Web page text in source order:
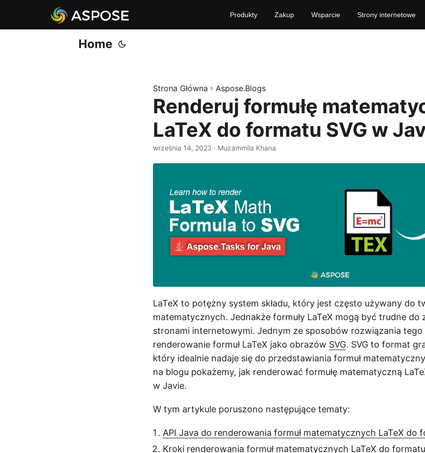
Produkty Zakup Wsparcie Strony internetowe
Home
Strona Główna » Aspose.Blogs
Renderuj formułę
LaTeX do formatu SVG w
września 14, 2023 · Muzammila Khana
LaTeX to potężny system składu, który jest często używany do
matematycznych. Jednakże formuły LaTeX mogą być trudne do
stronami internetowymi. Jednym ze sposobów rozwiązania tego
renderowanie formuł LaTeX jako obrazów SVG. SVG to format
który idealnie nadaje się do przedstawiania formuł
na blogu pokażemy, jak renderować formułę matematyczną
w Javie.
W tym artykule poruszono następujące tematy:
API Java do renderowania formuł matematycznych LaTeX do
Kroki renderowania formuł matematycznych LaTeX do